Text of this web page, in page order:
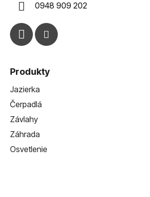
0948 909 202
Produkty
Jazierka
Čerpadlá
Závlahy
Záhrada
Osvetlenie